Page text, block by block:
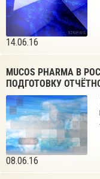
14.06.16
MUCOS PHARMA В
ПОДГОТОВКУ
08.06.16